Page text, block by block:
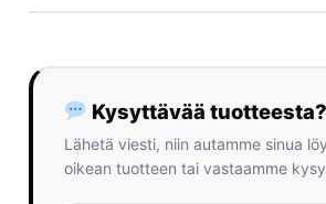
Kysyttävää tuotteesta?
Lähetä viesti, niin autamme sinua
oikean tuotteen tai vastaamme